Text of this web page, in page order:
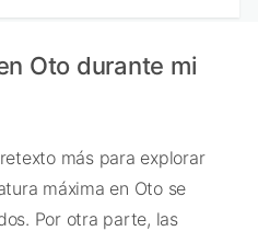
Oto durante mi
más para explorar
máxima en Oto se
Por otra parte, las